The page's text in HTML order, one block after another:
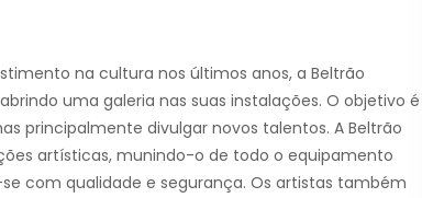
na cultura nos últimos anos, a Beltrão
uma galeria nas suas instalações. O objetivo é
principalmente divulgar novos talentos. A Beltrão
artísticas, munindo-o de todo o equipamento
com qualidade e segurança. Os artistas também